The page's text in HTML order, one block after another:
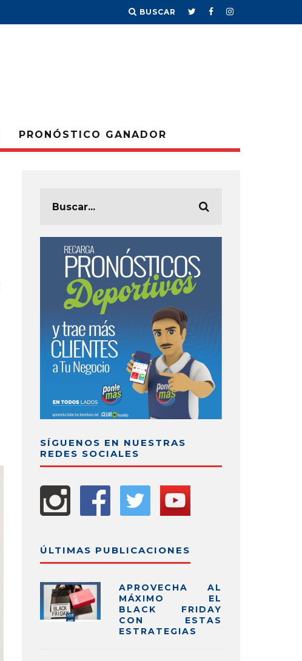
BUSCAR
PRONÓSTICO GANADOR
SÍGUENOS EN NUESTRAS
REDES SOCIALES
ÚLTIMAS PUBLICACIONES
APROVECHA AL
MÁXIMO EL
BLACK FRIDAY
CON ESTAS
ESTRATEGIAS